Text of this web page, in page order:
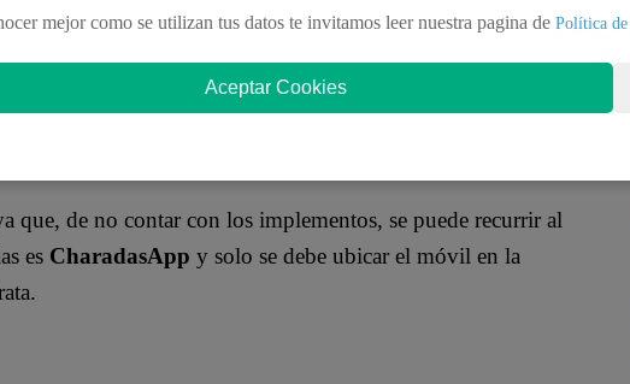
papel grande dibuja características, cualidades o gustos de
el tema que abordarán, por ejemplo, cantantes
que, de no contar con los implementos, se puede recurrir al
es CharadasApp y solo se debe ubicar el móvil en la
mejor como se utilizan tus datos te invitamos leer nuestra pagina de Política
Aceptar Cookies